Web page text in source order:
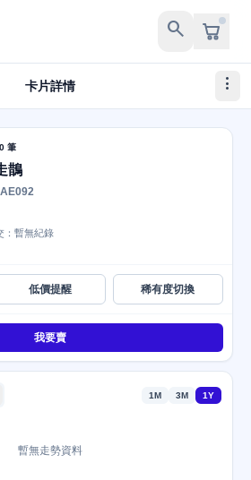
search
卡片詳情 more_vert
0 筆
鵲
：暫無紀錄
低價提醒 稀有度切換
我要賣
1M 3M 1Y
暫無走勢資料